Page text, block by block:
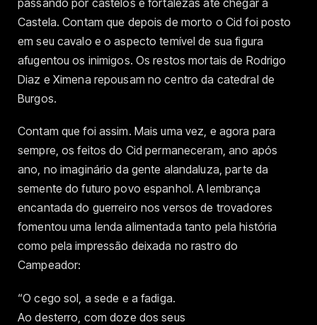
passando por castelos e fortalezas até chegar à
Castela. Contam que depois de morto o Cid foi posto
em seu cavalo e o aspecto temível de sua figura
afugentou os inimigos. Os restos mortais de Rodrigo
Diaz e Ximena repousam no centro da catedral de
Burgos.
Contam que foi assim. Mais uma vez, e agora para
sempre, os feitos do Cid permaneceram, ano após
ano, no imaginário da gente alandaluza, parte da
semente do futuro povo espanhol. A lembrança
encantada do guerreiro nos versos de trovadores
fomentou uma lenda alimentada tanto pela história
como pela impressão deixada no rastro do
Campeador:
“O cego sol, a sede e a fadiga.
Ao desterro, com doze dos seus